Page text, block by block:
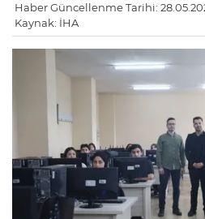
Haber Güncellenme Tarihi:
Kaynak: İHA